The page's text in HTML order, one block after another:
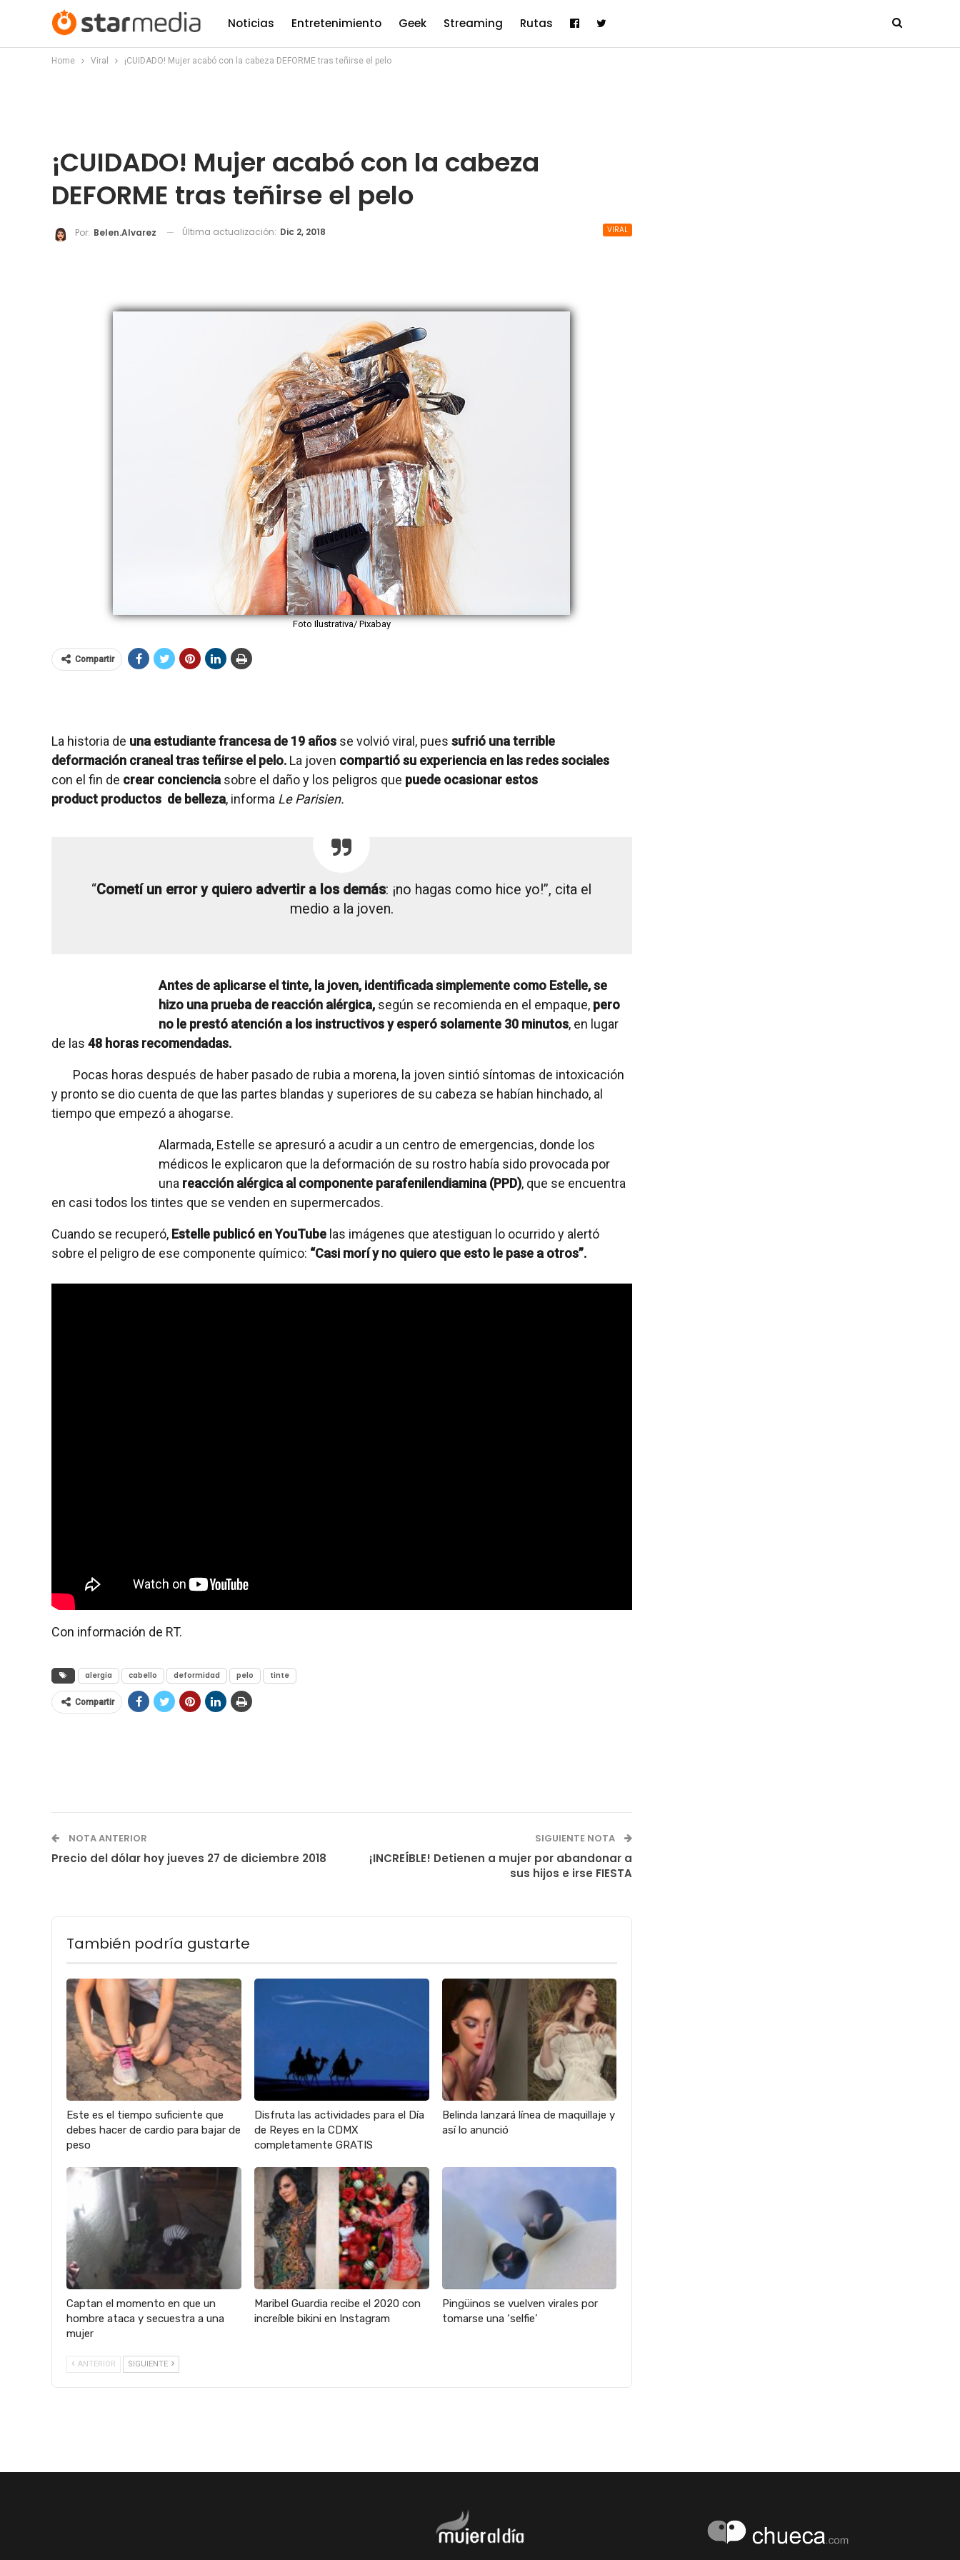
Noticias Entretenimiento Geek Streaming Rutas
Home Viral ¡CUIDADO! Mujer acabó con la cabeza DEFORME tras teñirse el pelo
¡CUIDADO! Mujer acabó con la cabeza
DEFORME tras teñirse el pelo
VIRAL
Por: Belen.alvarez Última actualización: Dic 2, 2018
Foto Ilustrativa/ Pixabay
Compartir
La historia de una estudiante francesa de 19 años se volvió viral, pues sufrió una terrible
deformación craneal tras teñirse el pelo. La joven compartió su experiencia en las redes sociales
con el fin de crear conciencia sobre el daño y los peligros que puede ocasionar estos
product productos de belleza, informa Le Parisien.
“Cometí un error y quiero advertir a los demás: ¡no hagas como hice yo!”, cita el
medio a la joven.
Antes de aplicarse el tinte, la joven, identificada simplemente como Estelle, se
hizo una prueba de reacción alérgica, según se recomienda en el empaque, pero
no le prestó atención a los instructivos y esperó solamente 30 minutos, en lugar
de las 48 horas recomendadas.
Pocas horas después de haber pasado de rubia a morena, la joven sintió síntomas de intoxicación
y pronto se dio cuenta de que las partes blandas y superiores de su cabeza se habían hinchado, al
tiempo que empezó a ahogarse.
Alarmada, Estelle se apresuró a acudir a un centro de emergencias, donde los
médicos le explicaron que la deformación de su rostro había sido provocada por
una reacción alérgica al componente parafenilendiamina (PPD), que se encuentra
en casi todos los tintes que se venden en supermercados.
Cuando se recuperó, Estelle publicó en YouTube las imágenes que atestiguan lo ocurrido y alertó
sobre el peligro de ese componente químico: “Casi morí y no quiero que esto le pase a otros”.
Con información de RT.
alergia cabello deformidad pelo tinte
Compartir
NOTA ANTERIOR
Precio del dólar hoy jueves 27 de diciembre 2018
SIGUIENTE NOTA
¡INCREÍBLE! Detienen a mujer por abandonar a
sus hijos e irse FIESTA
También podría gustarte
Este es el tiempo suficiente que
debes hacer de cardio para bajar de
peso
Disfruta las actividades para el Día
de Reyes en la CDMX
completamente GRATIS
Belinda lanzará línea de maquillaje y
así lo anunció
Captan el momento en que un
hombre ataca y secuestra a una
mujer
Maribel Guardia recibe el 2020 con
increíble bikini en Instagram
Pingüinos se vuelven virales por
tomarse una ‘selfie’
ANTERIOR SIGUIENTE